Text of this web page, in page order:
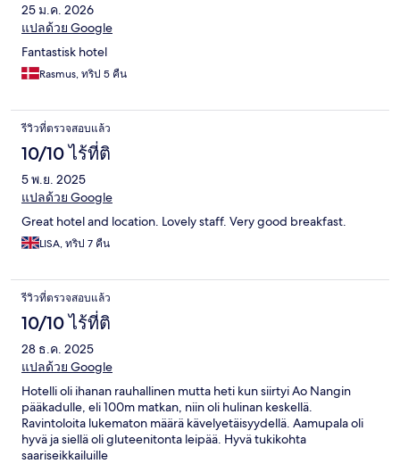
25 ม.ค. 2026
แปลด้วย Google
Fantastisk hotel
Rasmus, ทริป 5 คืน
รีวิวที่ตรวจสอบแล้ว
10/10 ไร้ที่ติ
5 พ.ย. 2025
แปลด้วย Google
Great hotel and location. Lovely staff. Very good breakfast.
LISA, ทริป 7 คืน
รีวิวที่ตรวจสอบแล้ว
10/10 ไร้ที่ติ
28 ธ.ค. 2025
แปลด้วย Google
Hotelli oli ihanan rauhallinen mutta heti kun siirtyi Ao Nangin
pääkadulle, eli 100m matkan, niin oli hulinan keskellä.
Ravintoloita lukematon määrä kävelyetäisyydellä. Aamupala oli
hyvä ja siellä oli gluteenitonta leipää. Hyvä tukikohta
saariseikkailuille